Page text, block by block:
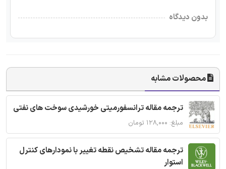
بدون دیدگاه
محصولات مشابه
ترجمه مقاله ترانسفورمیتی خورشیدی سوخت های نفتی
مبلغ: ۱۲۸,۰۰۰ تومان
ترجمه مقاله تشخیص نقطه تغییر با نمودارهای کنترل
استوار